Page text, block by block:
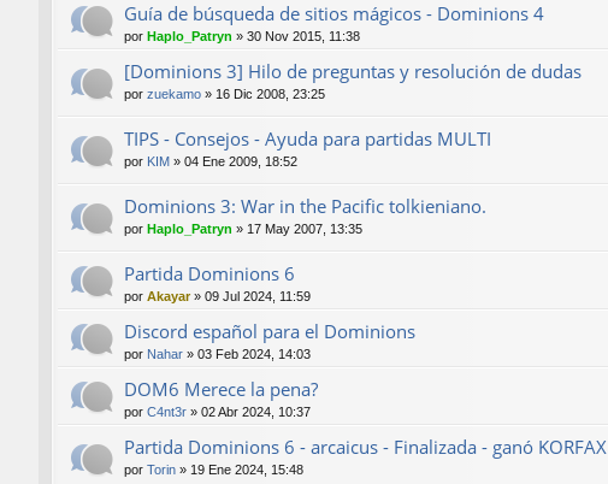
Guía de búsqueda de sitios mágicos - Dominions 4
por Haplo_Patryn » 30 Nov 2015, 11:38
[Dominions 3] Hilo de preguntas y resolución de dudas
por zuekamo » 16 Dic 2008, 23:25
TIPS - Consejos - Ayuda para partidas MULTI
por KIM » 04 Ene 2009, 18:52
Dominions 3: War in the Pacific tolkieniano.
por Haplo_Patryn » 17 May 2007, 13:35
Partida Dominions 6
por Akayar» 09 Jul 2024, 11:59
Discord español para el Dominions
por Nahar » 03 Feb 2024, 14:03
DOM6 Merece la pena?
por C4nt3r » 02 Abr 2024, 10:37
Partida Dominions 6 - arcaicus - Finalizada - ganó KORFAX
por Torin » 19 Ene 2024, 15:48